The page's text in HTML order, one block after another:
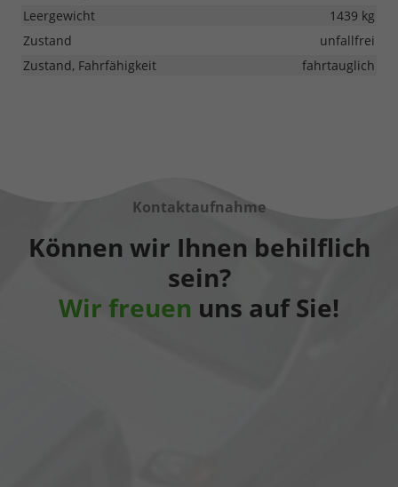
Leergewicht
1439 kg
Zustand
unfallfrei
Zustand, Fahrfähigkeit
fahrtauglich
Kontaktaufnahme
Können wir Ihnen behilflich
sein?
Wir freuen uns auf Sie!